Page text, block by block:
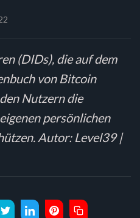
(DIDs), die auf dem
von Bitcoin
Nutzern die
persönlichen
Autor: Level39 |